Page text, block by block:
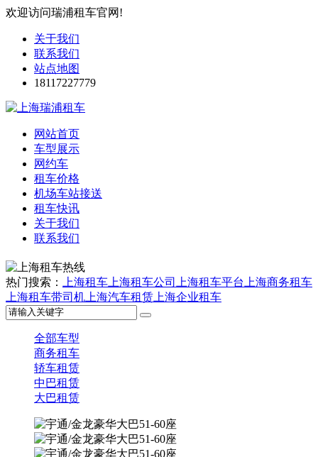
欢迎访问瑞浦租车官网!
关于我们
联系我们
站点地图
18117227779
网站首页
车型展示
网约车
租车价格
机场车站接送
租车快讯
关于我们
联系我们
热门搜索： 上海租车 上海租车公司 上海租车平台 上海商务租车
上海租车带司机 上海汽车租赁 上海企业租车
全部车型
商务租车
轿车租赁
中巴租赁
大巴租赁